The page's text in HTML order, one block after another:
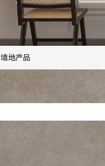
墙地产品